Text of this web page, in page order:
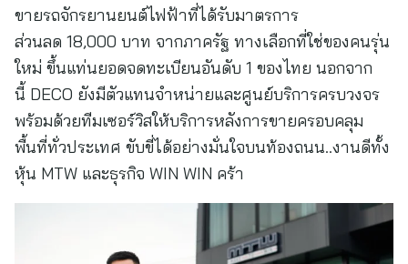
ขายรถจักรยานยนต์ไฟฟ้าที่ได้รับมาตรการ
ส่วนลด 18,000 บาท จากภาครัฐ ทางเลือกที่ใช่ของคนรุ่น
ใหม่ ขึ้นแท่นยอดจดทะเบียนอันดับ 1 ของไทย นอกจาก
นี้ DECO ยังมีตัวแทนจำหน่ายและศูนย์บริการครบวงจร
พร้อมด้วยทีมเซอร์วิสให้บริการหลังการขายครอบคลุม
พื้นที่ทั่วประเทศ ขับขี่ได้อย่างมั่นใจบนท้องถนน..งานดีทั้ง
หุ้น MTW และธุรกิจ WIN WIN คร้า